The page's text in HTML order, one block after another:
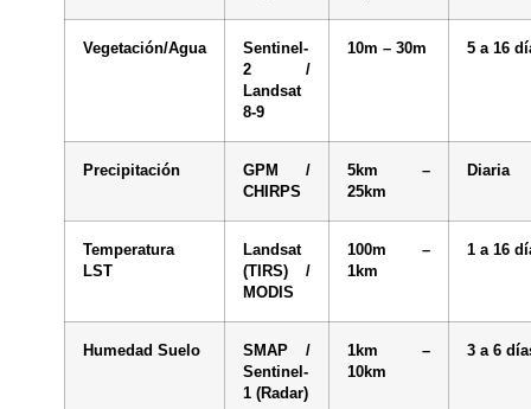
Vegetación/Agua
Sentinel-
2 /
Landsat
8-9
10m – 30m 5 a 16
Precipitación
GPM /
CHIRPS
5km –
25km
Diaria
Temperatura
LST
Landsat
(TIRS) /
MODIS
100m –
1km
1 a 16
Humedad Suelo
SMAP /
Sentinel-
1 (Radar)
1km –
10km
3 a 6